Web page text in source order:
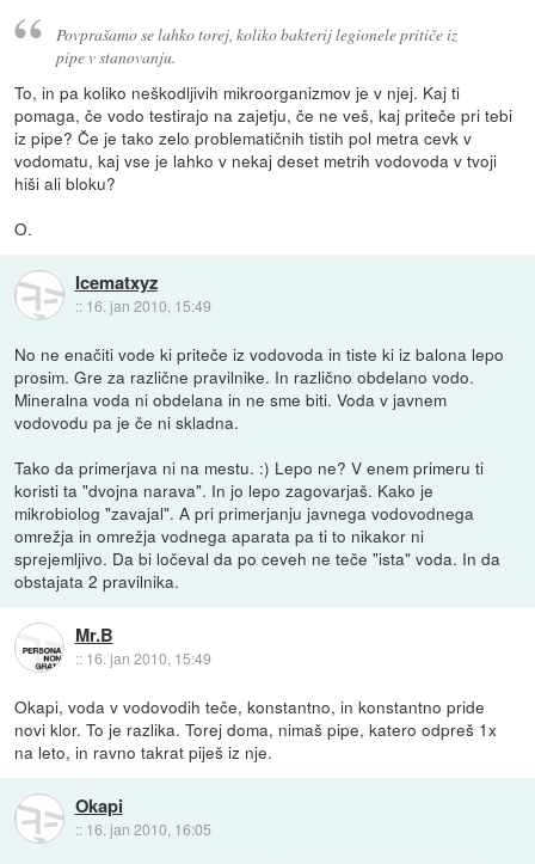
Povprašamo se lahko torej, koliko bakterij legionele pritiče iz
pipe v stanovanju.
To, in pa koliko neškodljivih mikroorganizmov je v njej. Kaj ti
pomaga, če vodo testirajo na zajetju, če ne veš, kaj priteče pri tebi
iz pipe? Če je tako zelo problematičnih tistih pol metra cevk v
vodomatu, kaj vse je lahko v nekaj deset metrih vodovoda v tvoji
hiši ali bloku?
O.
Icematxyz
:: 16. jan 2010, 15:49
No ne enačiti vode ki priteče iz vodovoda in tiste ki iz balona lepo
prosim. Gre za različne pravilnike. In različno obdelano vodo.
Mineralna voda ni obdelana in ne sme biti. Voda v javnem
vodovodu pa je če ni skladna.
Tako da primerjava ni na mestu. :) Lepo ne? V enem primeru ti
koristi ta "dvojna narava". In jo lepo zagovarjaš. Kako je
mikrobiolog "zavajal". A pri primerjanju javnega vodovodnega
omrežja in omrežja vodnega aparata pa ti to nikakor ni
sprejemljivo. Da bi ločeval da po ceveh ne teče "ista" voda. In da
obstajata 2 pravilnika.
Mr.B
:: 16. jan 2010, 15:49
Okapi, voda v vodovodih teče, konstantno, in konstantno pride
novi klor. To je razlika. Torej doma, nimaš pipe, katero odpreš 1x
na leto, in ravno takrat piješ iz nje.
Okapi
:: 16. jan 2010, 16:05